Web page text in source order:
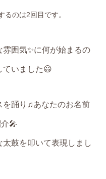
るのは2回目です。
囲気✨に何が始まるの
ていました😃
を踊り♫あなたのお名前
🎤
鼓を叩いて表現しまし